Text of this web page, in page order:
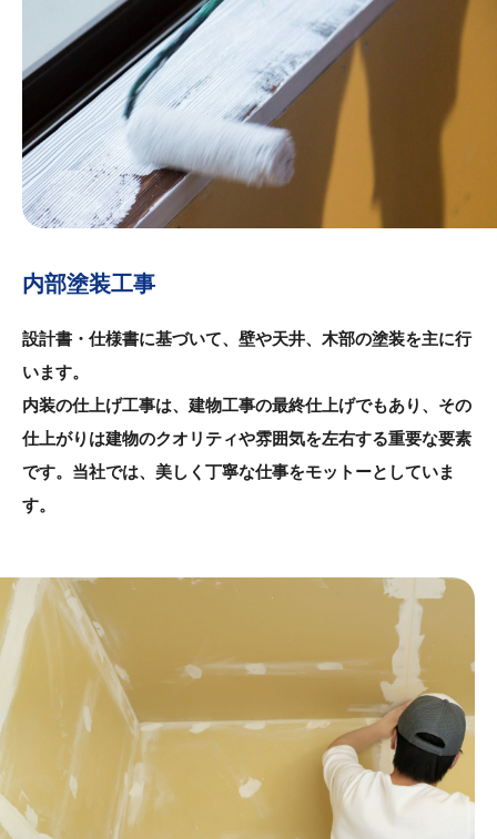
内部塗装工事
設計書・仕様書に基づいて、壁や天井、木部の塗装を主に行
います。
内装の仕上げ工事は、建物工事の最終仕上げでもあり、その
仕上がりは建物のクオリティや雰囲気を左右する重要な要素
です。当社では、美しく丁寧な仕事をモットーとしていま
す。